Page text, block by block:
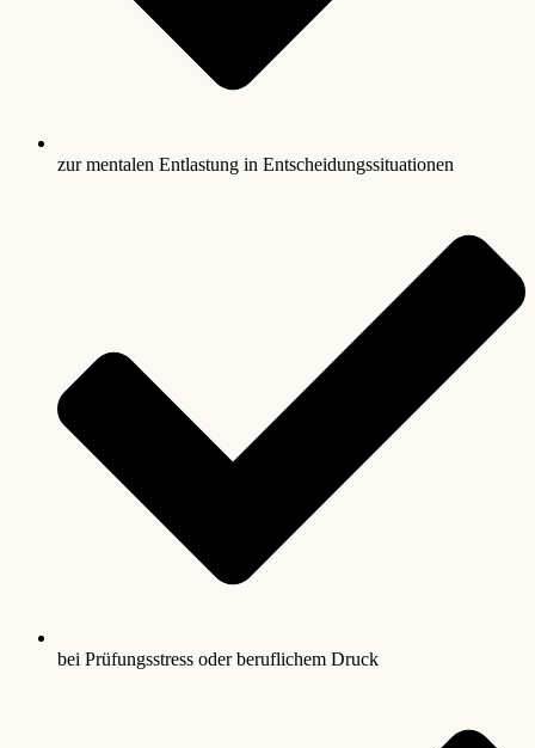
zur mentalen Entlastung in Entscheidungssituationen
bei Prüfungsstress oder beruflichem Druck